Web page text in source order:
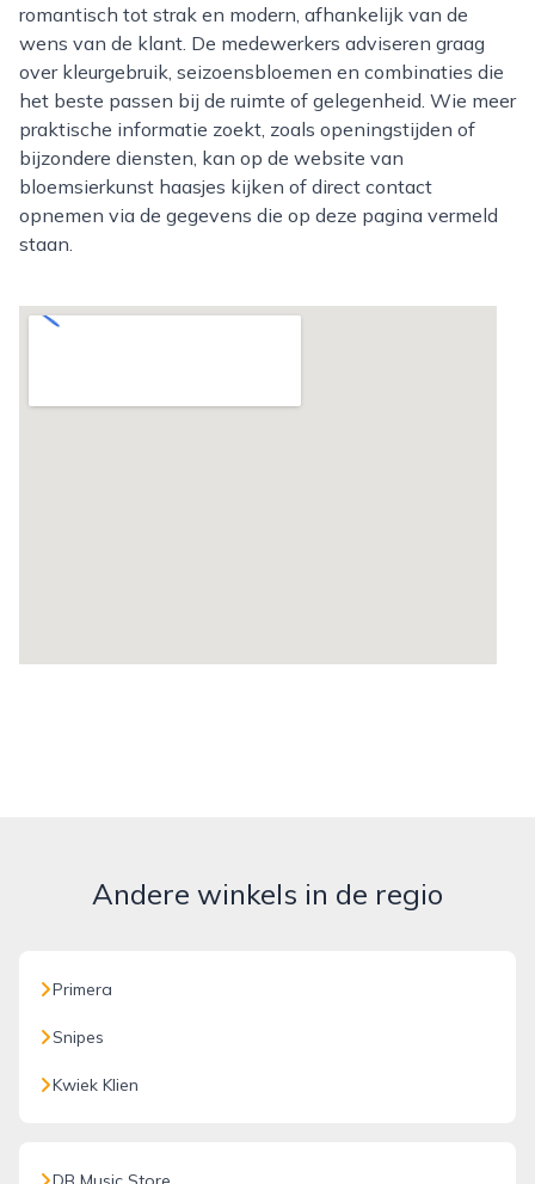
romantisch tot strak en modern, afhankelijk van de
wens van de klant. De medewerkers adviseren graag
over kleurgebruik, seizoensbloemen en combinaties die
het beste passen bij de ruimte of gelegenheid. Wie meer
praktische informatie zoekt, zoals openingstijden of
bijzondere diensten, kan op de website van
bloemsierkunst haasjes kijken of direct contact
opnemen via de gegevens die op deze pagina vermeld
staan.
Andere winkels in de regio
Primera
Snipes
Kwiek Klien